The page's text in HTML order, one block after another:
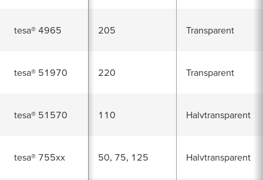
tesa® 4965 205 Transparent
tesa® 51970 220 Transparent
tesa® 51570 110 Halvtransparent
tesa® 755xx 50, 75, 125 Halvtransparent